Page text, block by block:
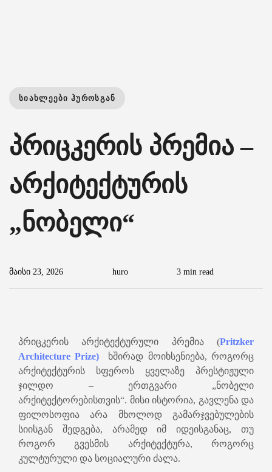
ᲡᲘᲐᲮᲚᲔᲔᲑᲘ ᲰᲣᲠᲝᲡᲒᲐᲜ
პრიცკერის პრემია –
არქიტექტურის
„ნობელი“
huro
მაისი 23, 2026 3 min read
პრიცკერის არქიტექტურული პრემია (Pritzker
Architecture Prize)
ხშირად მოიხსენიება, როგორც
არქიტექტურის სფეროს ყველაზე პრესტიჟული
ჯილდო – ერთგვარი „ნობელი
არქიტექტორებისთვის“. მისი ისტორია, გავლენა და
ფილოსოფია არა მხოლოდ გამარჯვებულების
სიისგან შედგება, არამედ იმ იდეისგანაც, თუ
როგორ გვესმის არქიტექტურა, როგორც
კულტურული და სოციალური ძალა.